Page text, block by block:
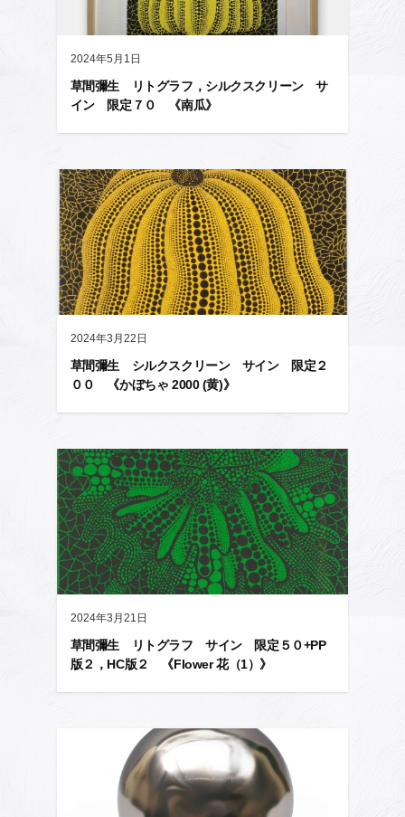
2024年5月1日
草間彌生 リトグラフ，シルクスクリーン サ
イン 限定７０ 《南瓜》
2024年3月22日
草間彌生 シルクスクリーン サイン 限定２
００ 《かぼちゃ 2000 (黄)》
2024年3月21日
草間彌生 リトグラフ サイン 限定５０+PP
版２，HC版２ 《Flower 花（1）》